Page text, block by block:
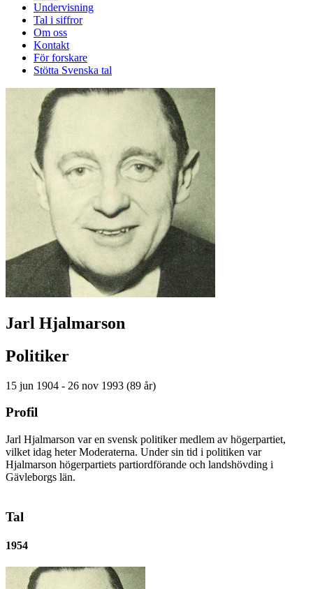
Undervisning
Tal i siffror
Om oss
Kontakt
För forskare
Stötta Svenska tal
Jarl Hjalmarson
Politiker
15 jun 1904 - 26 nov 1993 (89 år)
Profil
Jarl Hjalmarson var en svensk politiker medlem av högerpartiet,
vilket idag heter Moderaterna. Under sin tid i politiken var
Hjalmarson högerpartiets partiordförande och landshövding i
Gävleborgs län.
Tal
1954